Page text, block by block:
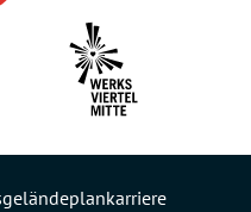
Partner
geländeplankarriere